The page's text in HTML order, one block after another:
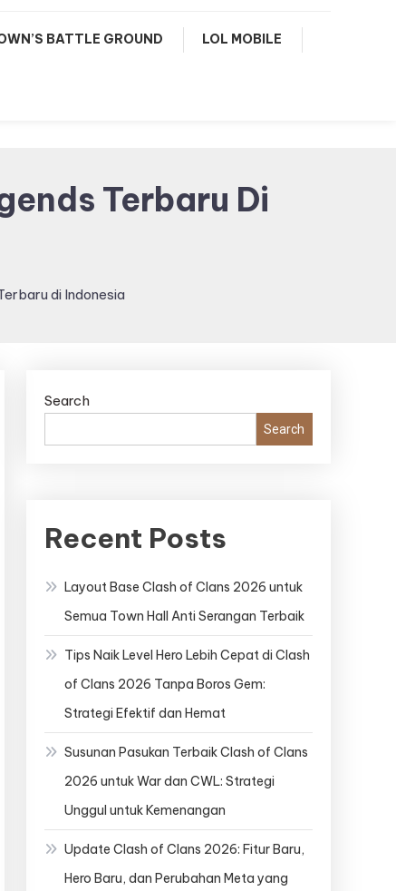
BATTLE GROUND LOL MOBILE
Terbaru Di
di Indonesia
Search
Search
Recent Posts
Layout Base Clash of Clans 2026 untuk
Semua Town Hall Anti Serangan Terbaik
Tips Naik Level Hero Lebih Cepat di Clash
of Clans 2026 Tanpa Boros Gem:
Strategi Efektif dan Hemat
Susunan Pasukan Terbaik Clash of Clans
2026 untuk War dan CWL: Strategi
Unggul untuk Kemenangan
Update Clash of Clans 2026: Fitur Baru,
Hero Baru, dan Perubahan Meta yang